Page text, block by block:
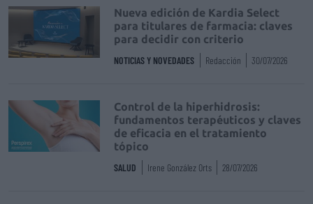
Nueva edición de Kardia Select
para titulares de farmacia: claves
para decidir con criterio
NOTICIAS Y NOVEDADES Redacción 30/07/2026
Control de la hiperhidrosis:
fundamentos terapéuticos y claves
de eficacia en el tratamiento
tópico
SALUD Irene González Orts 28/07/2026